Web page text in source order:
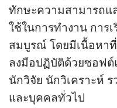
ทักษะความสามารถแ
ใช้ในการทำงาน การ
สมบูรณ์ โดยมีเนื้อหาที่
ลงมือปฏิบัติด้วยซอฟต์
นักวิจัย นักวิเคราะห์
และบุคคลทั่วไป